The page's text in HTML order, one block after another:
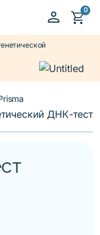
person shopping_cart0